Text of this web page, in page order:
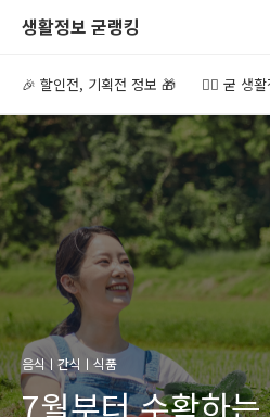
생활정보 굳랭킹
🎉 할인전, 기획전 정보 🎁 👍🏻 굳 생
음식ㅣ간식ㅣ식품
7월부터 수확하